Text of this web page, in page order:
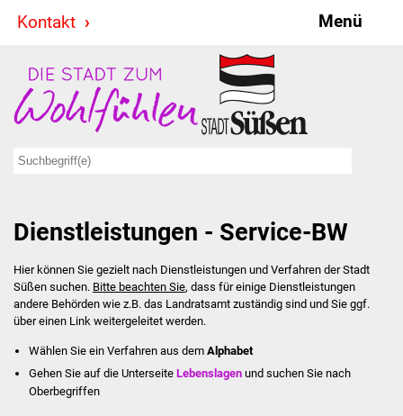
Kontakt Menü
Stadt & Politik
Bürgermeister
Ausschüsse
Ratsinformationssystem
Jugendbeirat
Summerrockfestival
Dienstleistungen - Service-BW
Hier können Sie gezielt nach Dienstleistungen und Verfahren der Stadt
Süßen suchen. Bitte beachten Sie, dass für einige Dienstleistungen
andere Behörden wie z.B. das Landratsamt zuständig sind und Sie ggf.
über einen Link weitergeleitet werden.
Wählen Sie ein Verfahren aus dem Alphabet
Gehen Sie auf die UnterseiteLebenslagen und suchen Sie nach
Oberbegriffen